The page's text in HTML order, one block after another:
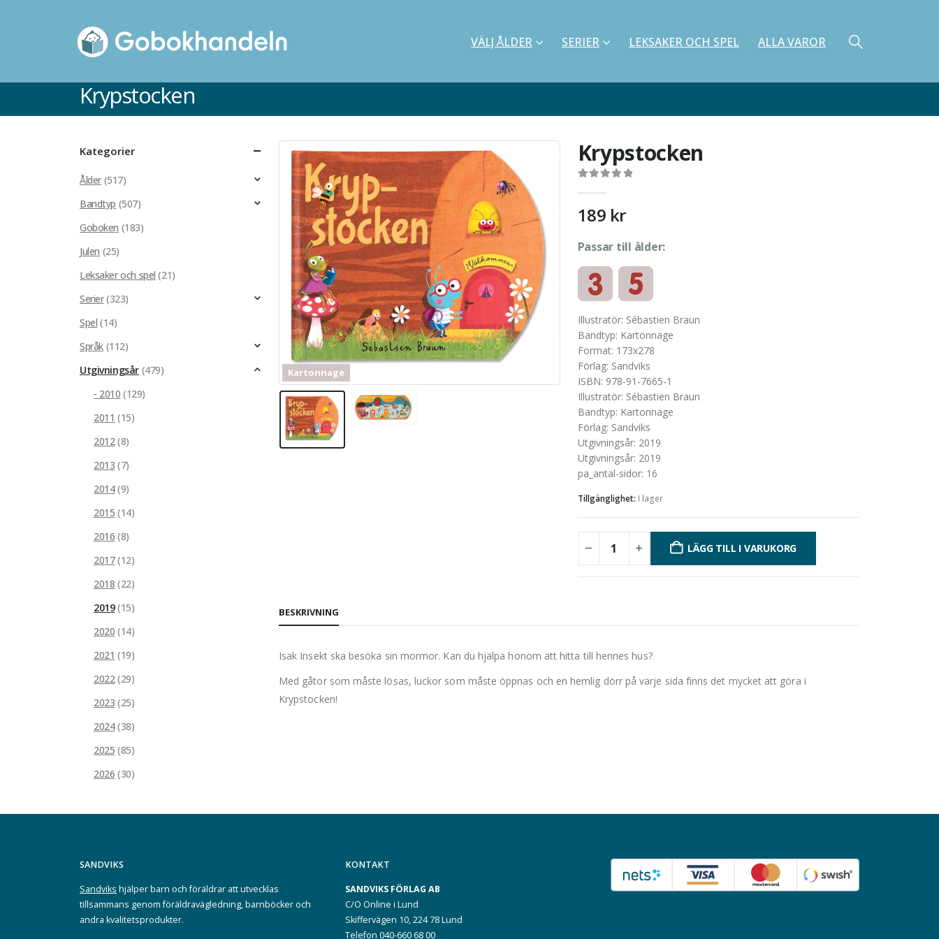
VÄLJ ÅLDER SERIER LEKSAKER OCH SPEL ALLA VAROR
Krypstocken
Kartonnage
Kartonnage
Krypstocken
189 kr
Passar till ålder:
Illustratör: Sébastien Braun
Bandtyp: Kartonnage
Format: 173x278
Förlag: Sandviks
ISBN: 978-91-7665-1
Illustratör: Sébastien Braun
Bandtyp: Kartonnage
Förlag: Sandviks
Utgivningsår: 2019
Utgivningsår: 2019
pa_antal-sidor: 16
Tillgänglighet: I lager
LÄGG TILL I VARUKORG
BESKRIVNING
Isak Insekt ska besöka sin mormor. Kan du hjälpa honom att hitta till hennes hus?
Med gåtor som måste lösas, luckor som måste öppnas och en hemlig dörr på varje sida finns det mycket att göra i
Krypstocken!
Kategorier
Ålder (517)
Bandtyp (507)
Goboken (183)
Julen (25)
Leksaker och spel (21)
Serier(323)
Spel (14)
Språk (112)
Utgivningsår (479)
- 2010 (129)
2011 (15)
2012(8)
2013 (7)
2014(9)
2015 (14)
2016 (8)
2017(12)
2018 (22)
2019(15)
2020 (14)
2021 (19)
2022(29)
2023 (25)
2024(38)
2025 (85)
2026 (30)
SANDVIKS
Sandviks hjälper barn och föräldrar att utvecklas
tillsammans genom föräldravägledning, barnböcker och
andra kvalitetsprodukter.
KONTAKT
SANDVIKS FÖRLAG AB
C/O Online i Lund
Skiffervägen 10, 224 78 Lund
Telefon 040-660 68 00